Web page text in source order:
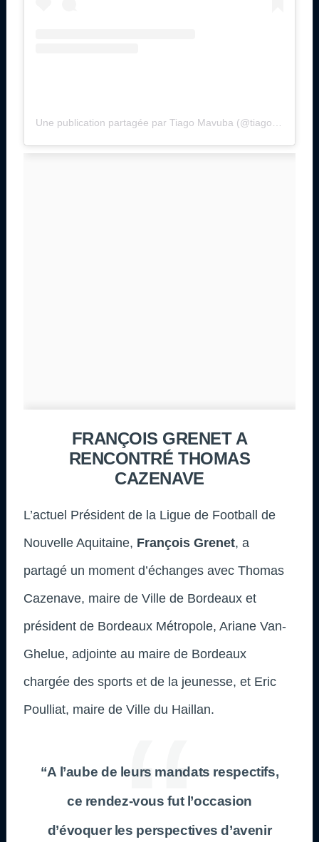
FRANÇOIS GRENET A
RENCONTRÉ THOMAS
CAZENAVE
L’actuel Président de la Ligue de Football de
Nouvelle Aquitaine, François Grenet, a
partagé un moment d’échanges avec Thomas
Cazenave, maire de Ville de Bordeaux et
président de Bordeaux Métropole, Ariane Van-
Ghelue, adjointe au maire de Bordeaux
chargée des sports et de la jeunesse, et Eric
Poulliat, maire de Ville du Haillan.
“A l’aube de leurs mandats respectifs,
ce rendez-vous fut l’occasion
d’évoquer les perspectives d’avenir